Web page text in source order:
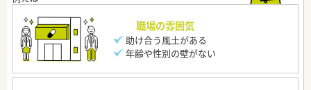
職場の雰囲気
助け合う風土がある
年齢や性別の壁がない